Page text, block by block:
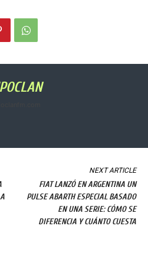
NEXT ARTICLE
FIAT LANZÓ EN ARGENTINA UN
PULSE ABARTH ESPECIAL BASADO
EN UNA SERIE: CÓMO SE
DIFERENCIA Y CUÁNTO CUESTA